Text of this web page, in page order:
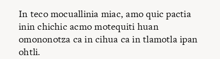
In teco mocuallinia miac, amo quic pactia
inin chichic acmo motequiti huan
omononotza ca in cihua ca in tlamotla ipan
ohtli.